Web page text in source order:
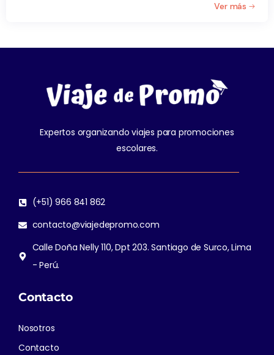
Ver más
Expertos organizando viajes para promociones
escolares.
(+51) 966 841 862
contacto@viajedepromo.com
Calle Doña Nelly 110, Dpt 203. Santiago de Surco, Lima
- Perú.
Contacto
Nosotros
Contacto